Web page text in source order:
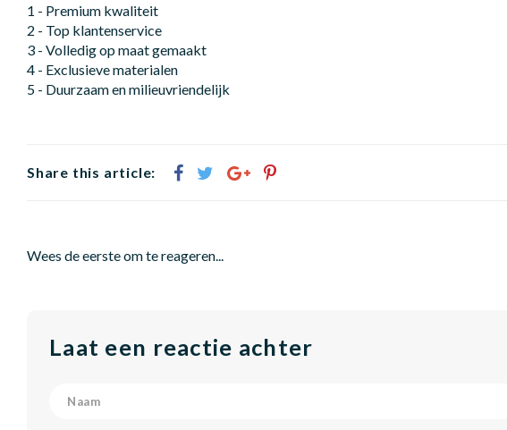
1 - Premium kwaliteit
2 - Top klantenservice
3 - Volledig op maat gemaakt
4 - Exclusieve materialen
5 - Duurzaam en milieuvriendelijk
Share this article:
Wees de eerste om te reageren...
Laat een reactie achter